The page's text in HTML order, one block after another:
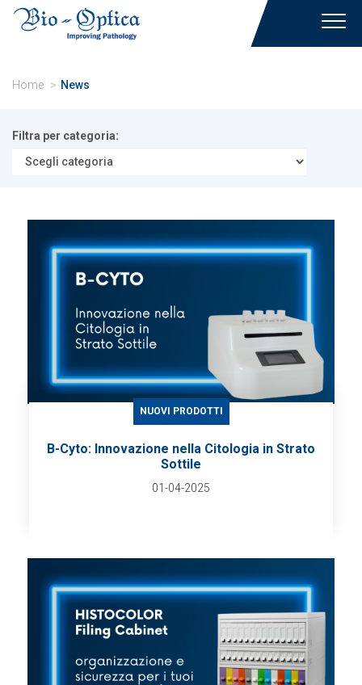
Home News
Filtra per categoria:
NUOVI PRODOTTI
B-Cyto: Innovazione nella Citologia in Strato
Sottile
01-04-2025